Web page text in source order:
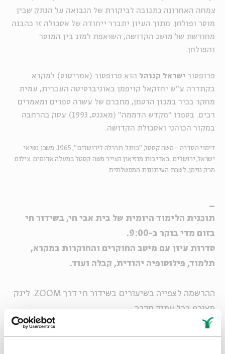
צמחה האחרונה כתגובה לביקורת של הנבואה על הנתק שבין
מוסר ופולחן. מתוך העיון יתברר ייחודה של אסכולה זו כהבנה
מחודשת של מושג הקדושה, השואפת למזג בין המוסר
והפולחן.
פרופסור ישראל קנוהל הוא פרופסור (אמריטוס) למקרא
בקתדרה ע"ש יחזקאל קויפמן באוניברסיטה העברית, עמית
מחקר בכיר במכון הרטמן, מחברם של עשרה ספרים ומאמרים
רבים. בספרו "מקדש הדממה" (מאגנס, 1993) עסק בהרחבה
במקור הכוהני ואסכולת הקדושה.
דימוי הסדרה - משה קסטל, "כותל. תהילה לירושלים", 1965. משכן נשיאי
ישראל, ירושלים. באדיבות מוזיאון הצייר משה קסטל במעלה אדומים. צילום:
מרק נוימן, לשכת העיתונות הממשלתית
_
תוכנית הלימוד היומית של בית אבי חי, בשידור חי
בזום מדי בוקר ב-9:00.
סדרות עיון עם מיטב החוקרים והחוקרות במקרא,
תלמוד, פילוסופיה יהודית, קבלה ועוד.
ההרשמה לצפייה בשיעורים בשידור חי דרך ZOOM. לינק
מצורף בכל עמוד סדרה.
מעבר לVOD עם ארכיון הסדרות שהתקיימו >>